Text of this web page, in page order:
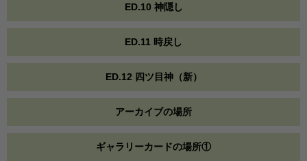
ED.10 神隠し
ED.11 時戻し
ED.12 四ツ目神（新）
アーカイブの場所
ギャラリーカードの場所①